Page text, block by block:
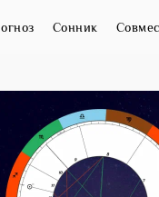
Сонник